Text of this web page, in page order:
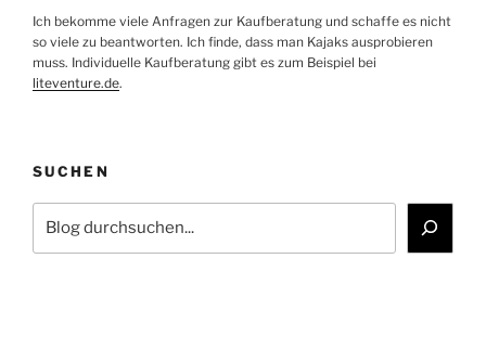
Ich bekomme viele Anfragen zur Kaufberatung und schaffe es nicht
so viele zu beantworten. Ich finde, dass man Kajaks ausprobieren
muss. Individuelle Kaufberatung gibt es zum Beispiel bei
liteventure.de.
SUCHEN